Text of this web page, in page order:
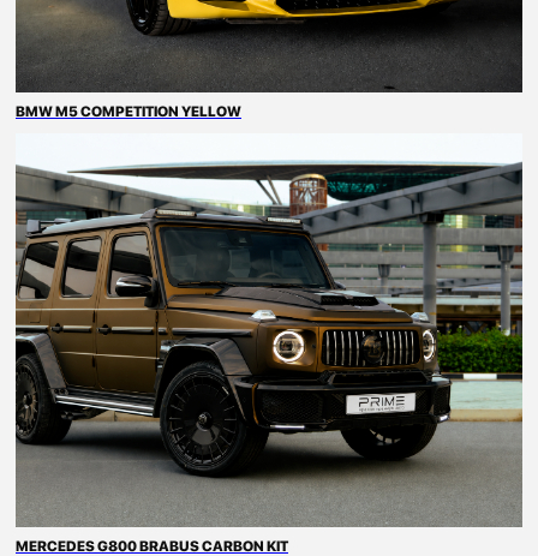
BMW M5 COMPETITION YELLOW
MERCEDES G800 BRABUS CARBON KIT